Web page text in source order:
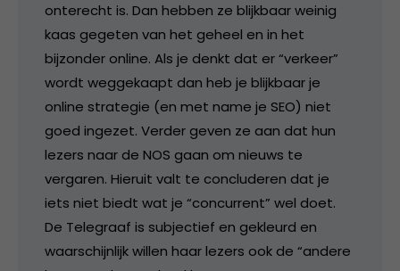
onterecht is. Dan hebben ze blijkbaar weinig
kaas gegeten van het geheel en in het
bijzonder online. Als je denkt dat er “verkeer”
wordt weggekaapt dan heb je blijkbaar je
online strategie (en met name je SEO) niet
goed ingezet. Verder geven ze aan dat hun
lezers naar de NOS gaan om nieuws te
vergaren. Hieruit valt te concluderen dat je
iets niet biedt wat je “concurrent” wel doet.
De Telegraaf is subjectief en gekleurd en
waarschijnlijk willen haar lezers ook de “andere